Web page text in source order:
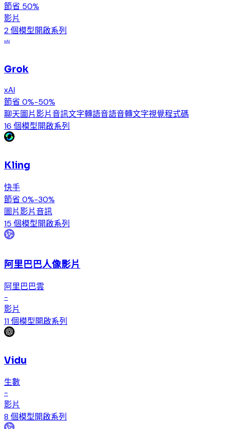
節省 50%
影片
2 個模型開啟系列
xAI
Grok
xAI
節省 0%-50%
聊天圖片影片音訊文字轉語音語音轉文字視覺程式碼
16 個模型開啟系列
Kling
快手
節省 0%-30%
圖片影片音訊
15 個模型開啟系列
阿里巴巴人像影片
阿里巴巴雲
-
影片
11 個模型開啟系列
Vidu
生數
-
影片
8 個模型開啟系列